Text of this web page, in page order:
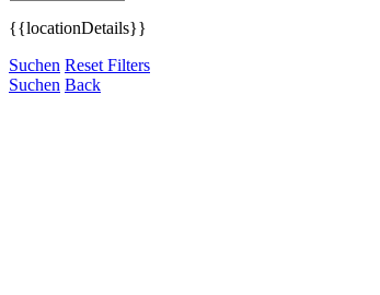
{{locationDetails}}
Suchen Reset Filters
Suchen Back